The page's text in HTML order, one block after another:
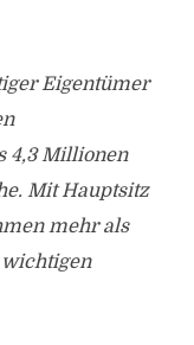
Eigentümer
4,3 Millionen
Mit Hauptsitz
mehr als